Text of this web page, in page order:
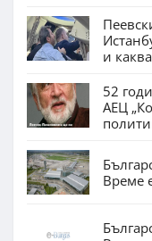
и
52
АЕЦ
Време